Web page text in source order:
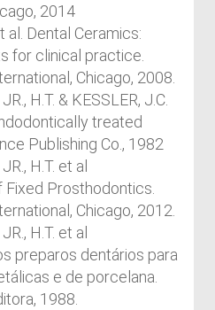
2014
al. Dental Ceramics:
for clinical practice.
Chicago, 2008.
H.T. & KESSLER, J.C.
treated
Publishing Co., 1982
H.T. et al
Fixed Prosthodontics.
Chicago, 2012.
H.T. et al
preparos dentários para
e de porcelana.
1988.